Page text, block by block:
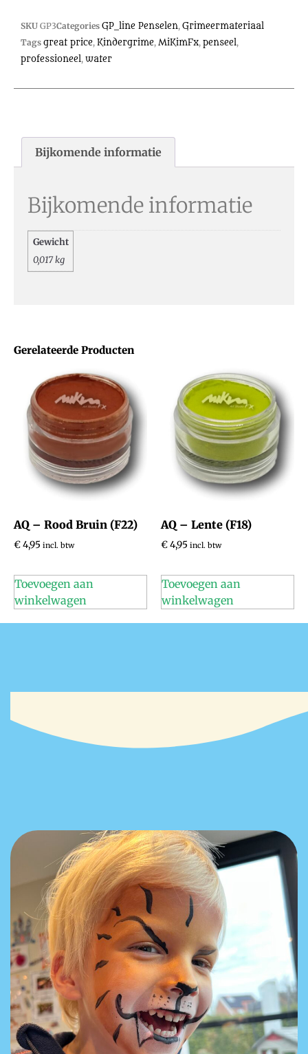
Gerelateerde Producten
AQ – Rood Bruin (F22)
€4,95 incl. btw
Toevoegen aan
winkelwagen
AQ – Lente (F18)
€4,95 incl. btw
Toevoegen aan
winkelwagen
SKU GP3Categories GP_line Penselen, Grimeermateriaal
Tags great price, Kindergrime, MiKimFx, penseel ,
professioneel , water
Bijkomende informatie
Bijkomende informatie
Gewicht
0,017 kg